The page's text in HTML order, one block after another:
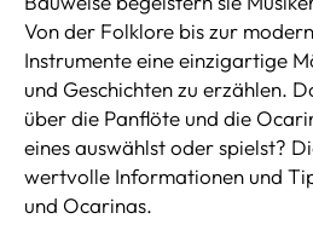
Von der Folklore bis zur
Instrumente eine einzigartige
und Geschichten zu erzählen.
über die Panflöte und die
eines auswählst oder spielst?
wertvolle Informationen und
und Ocarinas.